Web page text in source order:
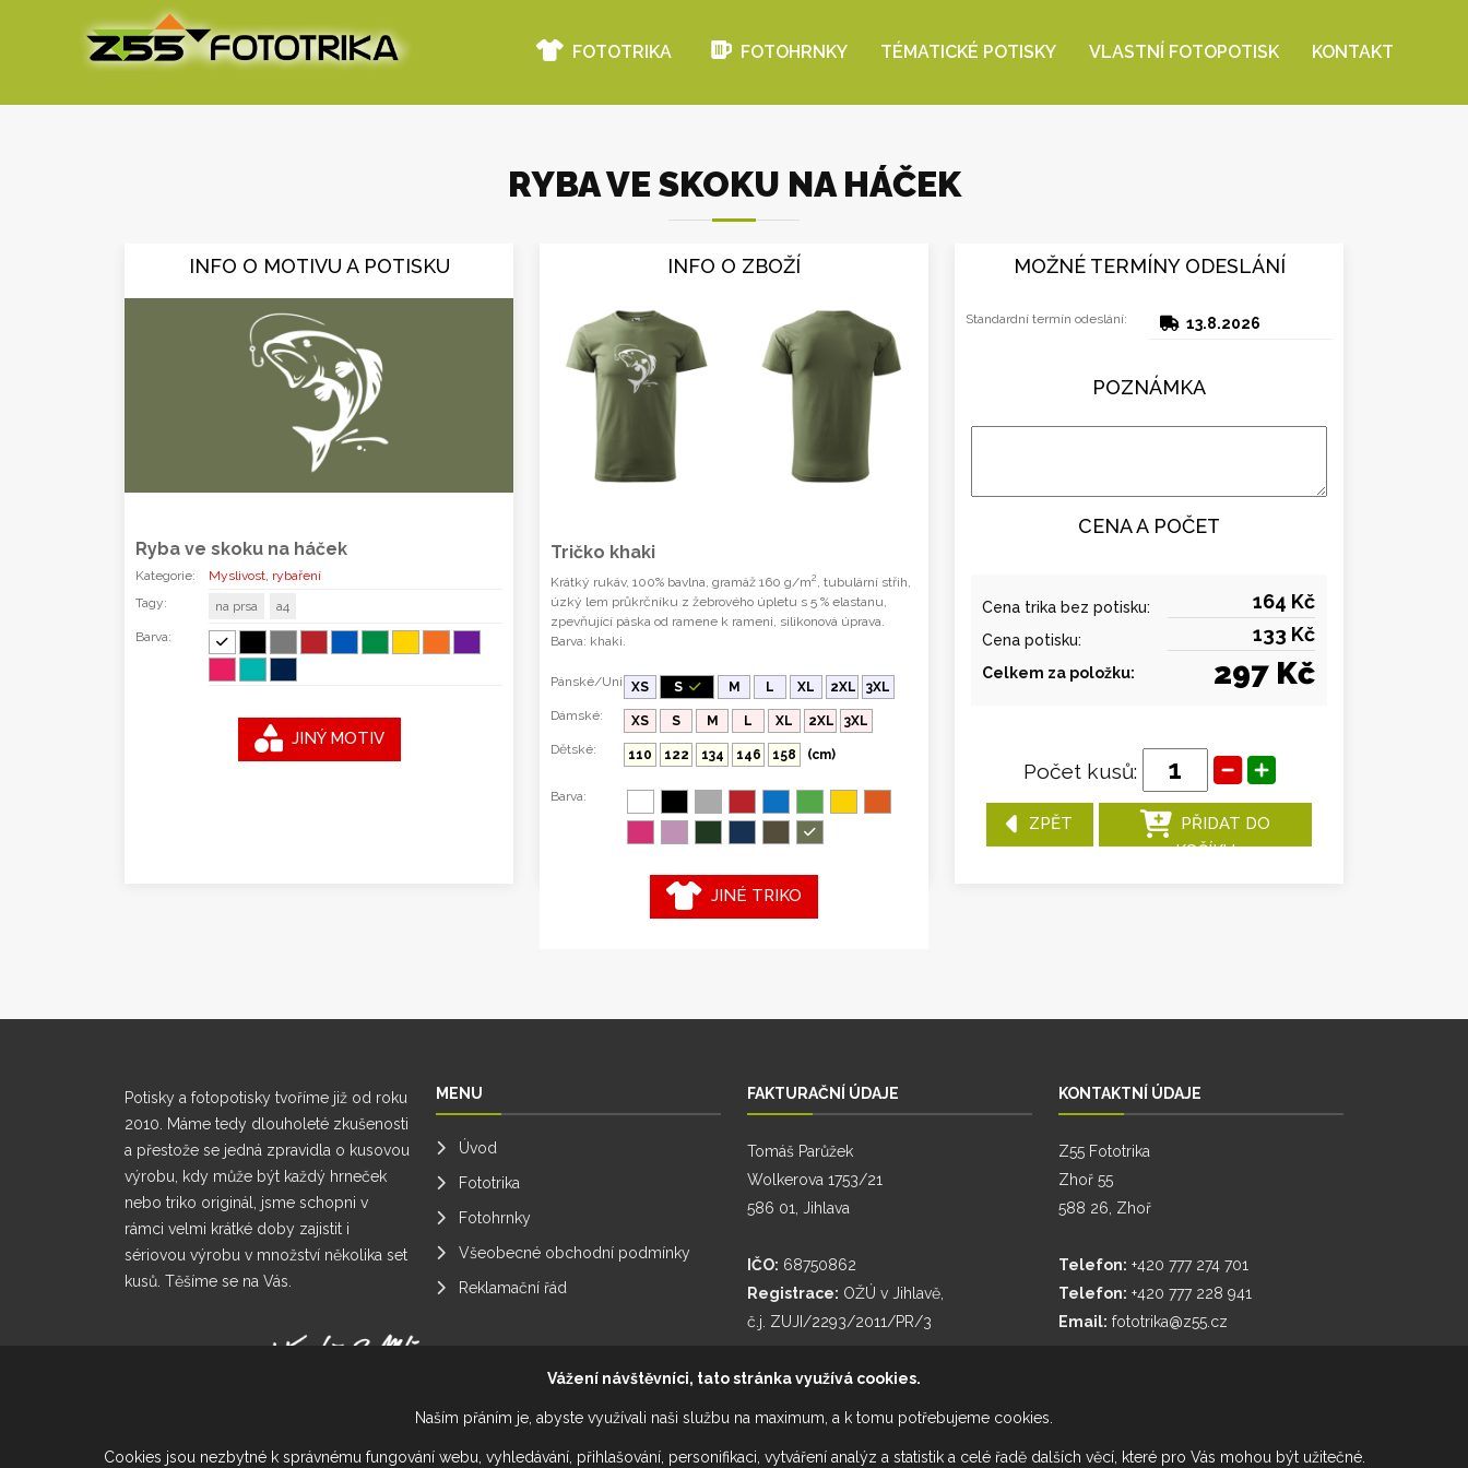
FOTOTRIKA FOTOHRNKY TÉMATICKÉ POTISKY VLASTNÍ FOTOPOTISK KONTAKT
RYBA VE SKOKU NA HÁČEK
INFO O MOTIVU A POTISKU
Ryba ve skoku na háček
Kategorie:
Myslivost, rybaření
Tagy:
na prsa
a4
Barva:
JINÝ MOTIV
INFO O ZBOŽÍ
Tričko khaki
Krátký rukáv, 100% bavlna, gramáž 160 g/m2
, tubulární střih,
úzký lem průkrčníku z žebrového úpletu s 5 % elastanu,
zpevňující páska od ramene k rameni, silikonová úprava.
Barva: khaki.
Pánské/Uni: XS S M L XL 2XL
3XL
Dámské:
XS S M L XL 2XL
3XL
Dětské:
110 122 134 146 158 (cm)
Barva:
JINÉ TRIKO
MOŽNÉ TERMÍNY ODESLÁNÍ
Standardní termín odeslání: 13.8.2026
POZNÁMKA
CENA A POČET
Cena trika bez potisku: 164 Kč
Cena potisku: 133 Kč
Celkem za položku: 297 Kč
Počet kusů:
ZPĚT
PŘIDAT DO
KOŠÍKU
Potisky a fotopotisky tvoříme již od roku
2010. Máme tedy dlouholeté zkušenosti
a přestože se jedná zpravidla o kusovou
výrobu, kdy může být každý hrneček
nebo triko originál, jsme schopni v
rámci velmi krátké doby zajistit i
sériovou výrobu v množství několika set
kusů. Těšíme se na Vás.
MENU
Úvod
Fototrika
Fotohrnky
Všeobecné obchodní podmínky
Reklamační řád
FAKTURAČNÍ ÚDAJE
Tomáš Parůžek
Wolkerova 1753/21
586 01, Jihlava
IČO: 68750862
Registrace: OŽÚ v Jihlavě,
č.j. ZUJI/2293/2011/PR/3
KONTAKTNÍ ÚDAJE
Z55 Fototrika
Zhoř 55
588 26, Zhoř
Telefon: +420 777 274 701
Telefon: +420 777 228 941
Email: fototrika@z55.cz
Vážení návštěvníci, tato stránka využívá cookies.
Naším přáním je, abyste využívali naši službu na maximum, a k tomu potřebujeme cookies.
Cookies jsou nezbytné k správnému fungování webu, vyhledávání, přihlašování, personifikaci, vytváření analýz a statistik a celé řadě dalších věcí, které pro Vás mohou být užitečné.